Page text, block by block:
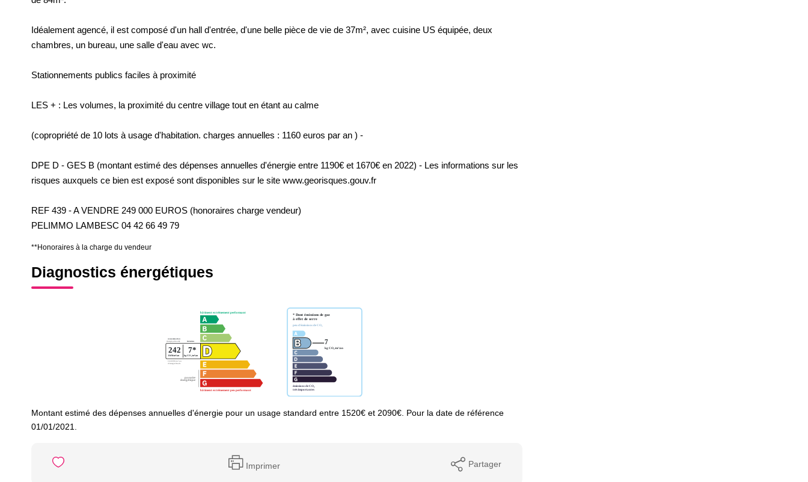
Idéalement agencé, il est composé d'un hall d'entrée, d'une belle pièce de vie de 37m², avec cuisine US équipée, deux
chambres, un bureau, une salle d'eau avec wc.
Stationnements publics faciles à proximité
LES + : Les volumes, la proximité du centre village tout en étant au calme
(copropriété de 10 lots à usage d'habitation. charges annuelles : 1160 euros par an ) -
DPE D - GES B (montant estimé des dépenses annuelles d'énergie entre 1190€ et 1670€ en 2022) - Les informations sur les
risques auxquels ce bien est exposé sont disponibles sur le site www.georisques.gouv.fr
REF 439 - A VENDRE 249 000 EUROS (honoraires charge vendeur)
PELIMMO LAMBESC 04 42 66 49 79
**Honoraires à la charge du vendeur
Diagnostics énergétiques
Montant estimé des dépenses annuelles d'énergie pour un usage standard entre 1520€ et 2090€. Pour la date de référence
01/01/2021.
Imprimer Partager